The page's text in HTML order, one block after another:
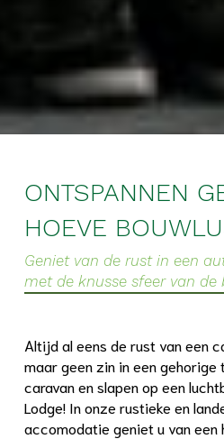
ONTSPANNEN
HOEVE
Geniet van de rust in een
met de knusse sfeer van de
Altijd al eens de rust van een
maar geen zin in een
caravan en slapen op een
Lodge! In onze rustieke en
accomodatie geniet u van een